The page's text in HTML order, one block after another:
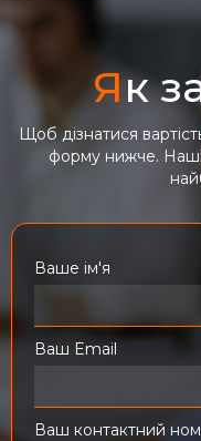
Як
Щоб дізнатися
форму нижче.
Ваше ім'я
Ваш Email
Ваш контактний